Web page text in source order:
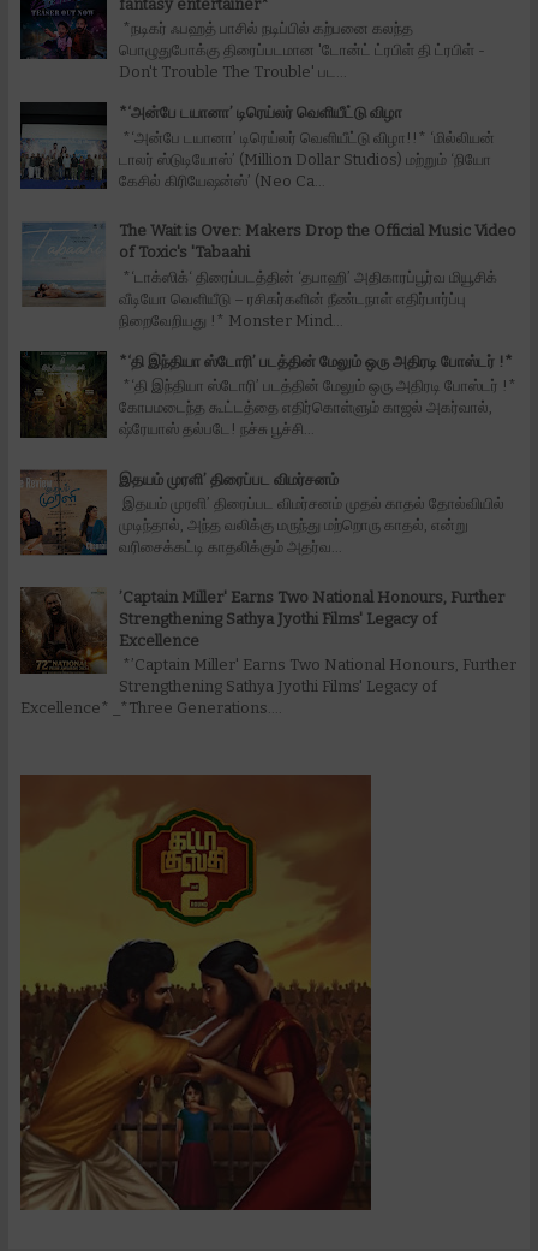
fantasy entertainer*
*நடிகர் ஃபஹத் பாசில் நடிப்பில் கற்பனை கலந்த
பொழுதுபோக்கு திரைப்படமான 'டோன்ட் ட்ரபிள் தி ட்ரபிள் -
Don't Trouble The Trouble' பட...
*‘அன்பே டயானா’ டிரெய்லர் வெளியீட்டு விழா
*‘அன்பே டயானா’ டிரெய்லர் வெளியீட்டு விழா!!* ‘மில்லியன்
டாலர் ஸ்டுடியோஸ்’ (Million Dollar Studios) மற்றும் ‘நியோ
கேசில் கிரியேஷன்ஸ்’ (Neo Ca...
The Wait is Over: Makers Drop the Official Music Video
of Toxic's 'Tabaahi
*‘டாக்ஸிக்‘ திரைப்படத்தின் ‘தபாஹி’ அதிகாரப்பூர்வ மியூசிக்
வீடியோ வெளியீடு – ரசிகர்களின் நீண்டநாள் எதிர்பார்ப்பு
நிறைவேறியது !* Monster Mind...
*‘தி இந்தியா ஸ்டோரி’ படத்தின் மேலும் ஒரு அதிரடி போஸ்டர் !*
*‘தி இந்தியா ஸ்டோரி’ படத்தின் மேலும் ஒரு அதிரடி போஸ்டர் !*
கோபமடைந்த கூட்டத்தை எதிர்கொள்ளும் காஜல் அகர்வால்,
ஷ்ரேயாஸ் தல்படே! நச்சு பூச்சி...
இதயம் முரளி’ திரைப்பட விமர்சனம்
இதயம் முரளி’ திரைப்பட விமர்சனம் முதல் காதல் தோல்வியில்
முடிந்தால், அந்த வலிக்கு மருந்து மற்றொரு காதல், என்று
வரிசைக்கட்டி காதலிக்கும் அதர்வ...
’Captain Miller' Earns Two National Honours, Further
Strengthening Sathya Jyothi Films' Legacy of
Excellence
*’Captain Miller' Earns Two National Honours, Further
Strengthening Sathya Jyothi Films' Legacy of
Excellence* _*Three Generations....